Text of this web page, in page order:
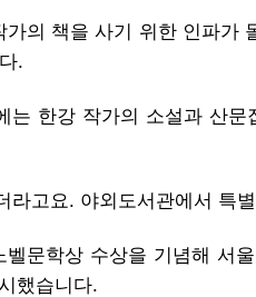
의 책을 사기 위한 인파가
.
는 한강 작가의 소설과 산문
라고요. 야외도서관에서 특
벨문학상 수상을 기념해 서
했습니다.